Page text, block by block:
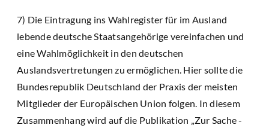
7) Die Eintragung ins Wahlregister für im Ausland
lebende deutsche Staatsangehörige vereinfachen und
eine Wahlmöglichkeit in den deutschen
Auslandsvertretungen zu ermöglichen. Hier sollte die
Bundesrepublik Deutschland der Praxis der meisten
Mitglieder der Europäischen Union folgen. In diesem
Zusammenhang wird auf die Publikation „Zur Sache -